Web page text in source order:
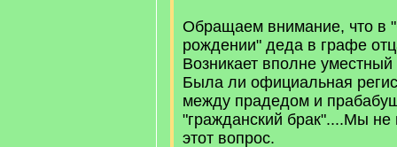
q
]
Обращаем внимание, что в
рождении" деда в графе
Возникает вполне
Была ли официальная
между прадедом и
"гражданский брак"....Мы
этот вопрос.